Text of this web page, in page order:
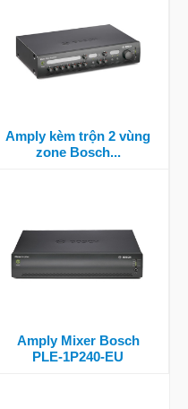
Amply kèm trộn 2 vùng
zone Bosch...
Amply Mixer Bosch
PLE-1P240-EU